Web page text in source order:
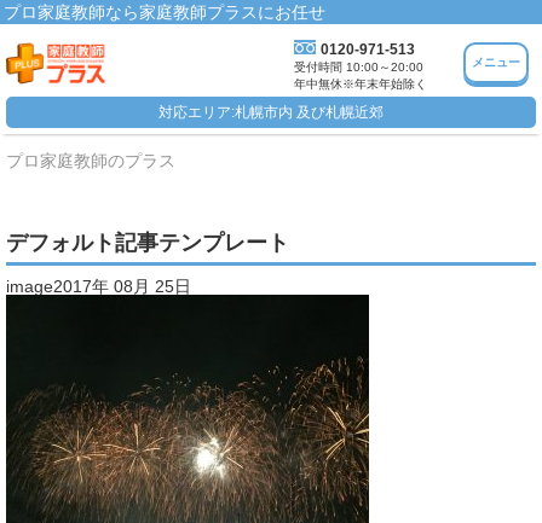
プロ家庭教師なら家庭教師プラスにお任せ
0120-971-513
受付時間 10:00～20:00
年中無休※年末年始除く
メニュー
対応エリア:札幌市内 及び札幌近郊
プロ家庭教師のプラス
デフォルト記事テンプレート
image2017年 08月 25日